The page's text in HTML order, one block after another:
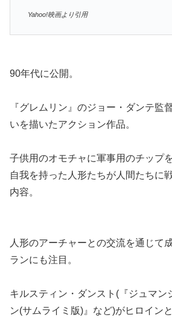
Yahoo!映画より引用
90年代に公開。
『グレムリン』のジョー・ダンテ監
いを描いたアクション作品。
子供用のオモチャに軍事用のチップ
自我を持った人形たちが人間たちに
内容。
人形のアーチャーとの交流を通じて
ランにも注目。
キルスティン・ダンスト(『ジュマン
ン(サムライミ版)』など)がヒロイン